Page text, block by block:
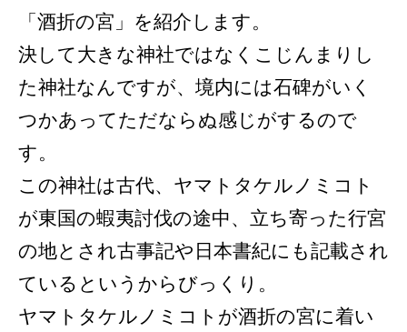
「酒折の宮」を紹介します。
決して大きな神社ではなくこじんまりし
た神社なんですが、境内には石碑がいく
つかあってただならぬ感じがするので
す。
この神社は古代、ヤマトタケルノミコト
が東国の蝦夷討伐の途中、立ち寄った行宮
の地とされ古事記や日本書紀にも記載され
ているというからびっくり。
ヤマトタケルノミコトが酒折の宮に着い